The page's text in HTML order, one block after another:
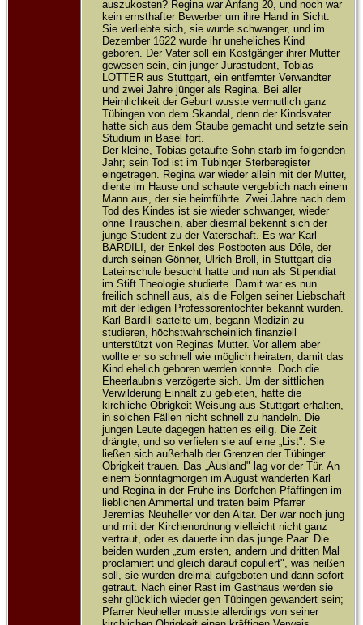
auszukosten? Regina war Anfang 20, und noch war
kein ernsthafter Bewerber um ihre Hand in Sicht.
Sie verliebte sich, sie wurde schwanger, und im
Dezember 1622 wurde ihr uneheliches Kind
geboren. Der Vater soll ein Kostgänger ihrer Mutter
gewesen sein, ein junger Jurastudent, Tobias
LOTTER aus Stuttgart, ein entfernter Verwandter
und zwei Jahre jünger als Regina. Bei aller
Heimlichkeit der Geburt wusste vermutlich ganz
Tübingen von dem Skandal, denn der Kindsvater
hatte sich aus dem Staube gemacht und setzte sein
Studium in Basel fort.
Der kleine, Tobias getaufte Sohn starb im folgenden
Jahr; sein Tod ist im Tübinger Sterberegister
eingetragen. Regina war wieder allein mit der Mutter,
diente im Hause und schaute vergeblich nach einem
Mann aus, der sie heimführte. Zwei Jahre nach dem
Tod des Kindes ist sie wieder schwanger, wieder
ohne Trauschein, aber diesmal bekennt sich der
junge Student zu der Vaterschaft. Es war Karl
BARDILI, der Enkel des Postboten aus Dôle, der
durch seinen Gönner, Ulrich Broll, in Stuttgart die
Lateinschule besucht hatte und nun als Stipendiat
im Stift Theologie studierte. Damit war es nun
freilich schnell aus, als die Folgen seiner Liebschaft
mit der ledigen Professorentochter bekannt wurden.
Karl Bardili sattelte um, begann Medizin zu
studieren, höchstwahrscheinlich finanziell
unterstützt von Reginas Mutter. Vor allem aber
wollte er so schnell wie möglich heiraten, damit das
Kind ehelich geboren werden konnte. Doch die
Eheerlaubnis verzögerte sich. Um der sittlichen
Verwilderung Einhalt zu gebieten, hatte die
kirchliche Obrigkeit Weisung aus Stuttgart erhalten,
in solchen Fällen nicht schnell zu handeln. Die
jungen Leute dagegen hatten es eilig. Die Zeit
drängte, und so verfielen sie auf eine „List". Sie
ließen sich außerhalb der Grenzen der Tübinger
Obrigkeit trauen. Das „Ausland" lag vor der Tür. An
einem Sonntagmorgen im August wanderten Karl
und Regina in der Frühe ins Dörfchen Pfäffingen im
lieblichen Ammertal und traten beim Pfarrer
Jeremias Neuheller vor den Altar. Der war noch jung
und mit der Kirchenordnung vielleicht nicht ganz
vertraut, oder es dauerte ihn das junge Paar. Die
beiden wurden „zum ersten, andern und dritten Mal
proclamiert und gleich darauf copuliert", was heißen
soll, sie wurden dreimal aufgeboten und dann sofort
getraut. Nach einer Rast im Gasthaus werden sie
sehr glücklich wieder gen Tübingen gewandert sein;
Pfarrer Neuheller musste allerdings von seiner